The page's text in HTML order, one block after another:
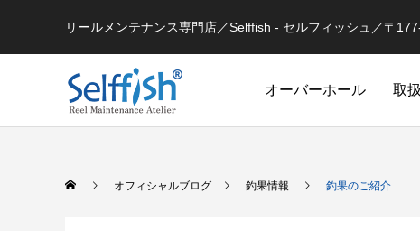
リールメンテナンス専門店／Selffish - セルフィッシュ／〒
オーバーホール 取
オフィシャルブログ 釣果情報 釣果のご紹介